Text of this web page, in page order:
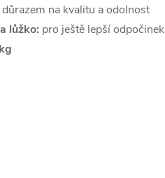
na kvalitu a odolnost
lůžko: pro ještě lepší odpočinek